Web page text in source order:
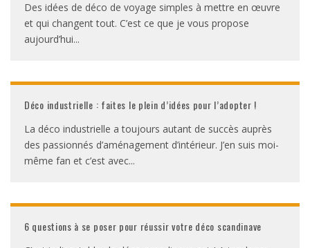
Des idées de déco de voyage simples à mettre en œuvre
et qui changent tout. C’est ce que je vous propose
aujourd’hui...
Déco industrielle : faites le plein d’idées pour l’adopter !
La déco industrielle a toujours autant de succès auprès
des passionnés d’aménagement d’intérieur. J’en suis moi-
même fan et c’est avec...
6 questions à se poser pour réussir votre déco scandinave